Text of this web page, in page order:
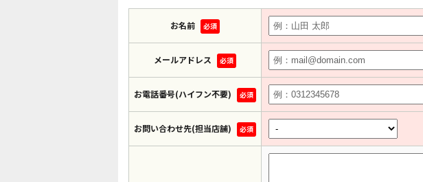
お名前 必須
メールアドレス 必須
お電話番号(ハイフン不要) 必須
お問い合わせ先(担当店舗) 必須